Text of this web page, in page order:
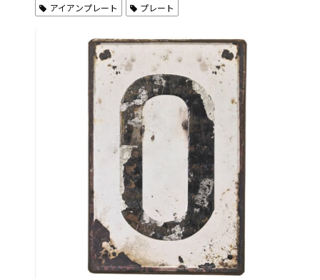
アイアンプレート プレート